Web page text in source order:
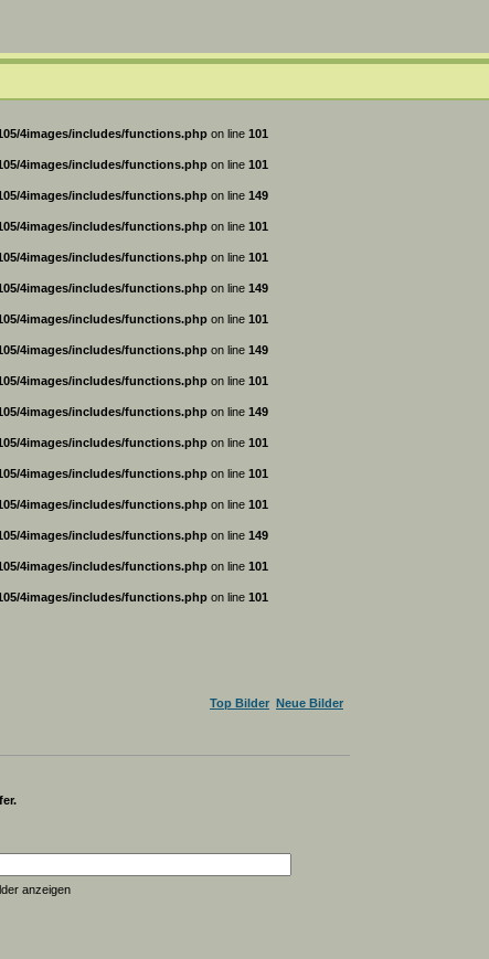
4images/includes/functions.php on line 101
4images/includes/functions.php on line 101
4images/includes/functions.php on line 149
4images/includes/functions.php on line 101
4images/includes/functions.php on line 101
4images/includes/functions.php on line 149
4images/includes/functions.php on line 101
4images/includes/functions.php on line 149
4images/includes/functions.php on line 101
4images/includes/functions.php on line 149
4images/includes/functions.php on line 101
4images/includes/functions.php on line 101
4images/includes/functions.php on line 101
4images/includes/functions.php on line 149
4images/includes/functions.php on line 101
4images/includes/functions.php on line 101
Top Bilder Neue Bilder
anzeigen